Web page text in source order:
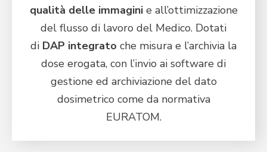
qualità delle immaginie all’ottimizzazione
del flusso di lavoro del Medico. Dotati
di DAP integrato che misura e l’archivia la
dose erogata, con l’invio ai software di
gestione ed archiviazione del dato
dosimetrico come da normativa
EURATOM.